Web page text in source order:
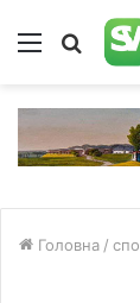
Меню
Головна /